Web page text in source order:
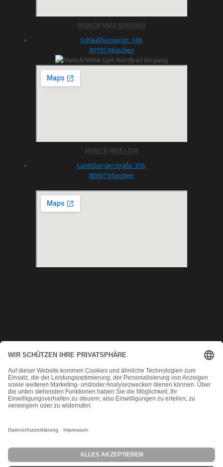
MUNICH MMA NORDBAD
Schleißheimerstr. 140,
80797 München
MUNICH MMA LAIM
Landsbergerstraße 306,
80687 München
Datenschutz|AGB|Impressum
MadeByMomoko
Probetraining